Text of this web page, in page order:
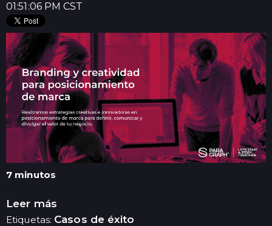
01:51:06 PM CST
7 minutos
Leer más
Etiquetas: Casos de éxito